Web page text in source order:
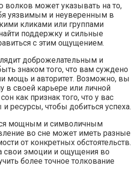
волков может указывать на то,
уязвимым и неуверенным в
кликами или группами
поддержку и сильные
с этим ощущением.
доброжелательным и
знаком того, что вам суждено
мощь и авторитет. Возможно, вы
в своей карьере или личной
как признак того, что у вас
ресурсы, чтобы добиться успеха.
мощным и символичным
во сне может иметь разные
от конкретных обстоятельств.
свои эмоции и ощущения во
более точное толкование